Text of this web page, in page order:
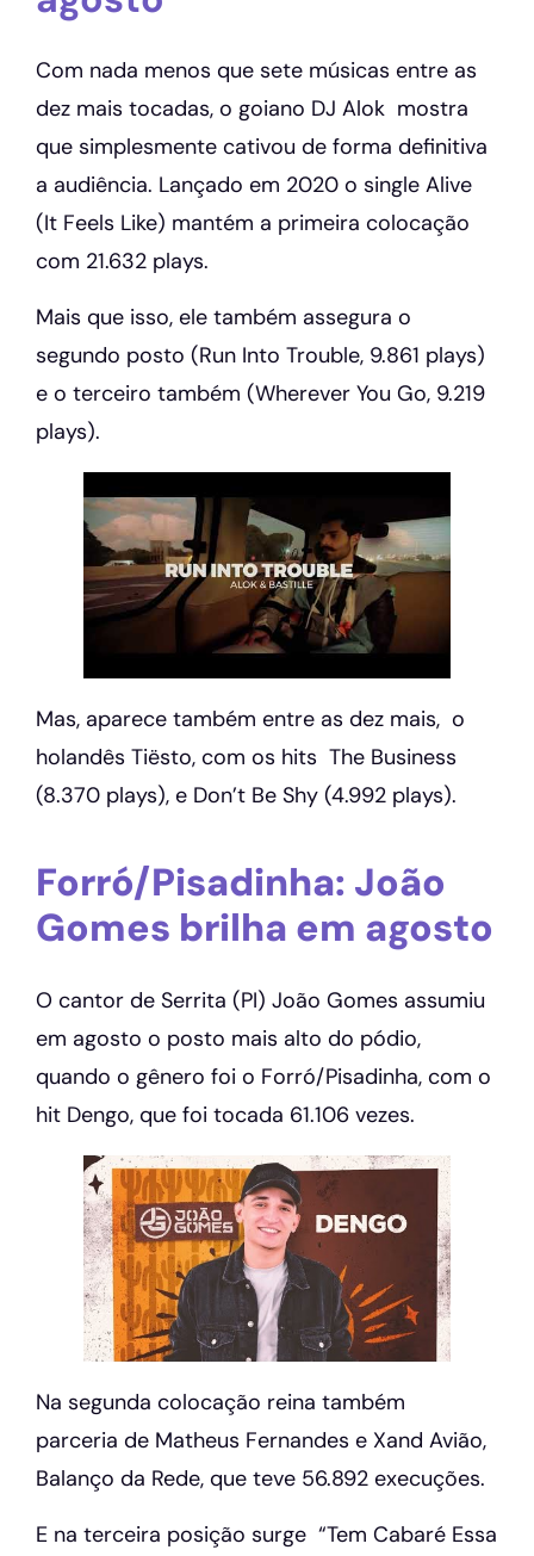
Com nada menos que sete músicas entre as
dez mais tocadas, o goiano DJ Alok mostra
que simplesmente cativou de forma definitiva
a audiência. Lançado em 2020 o single Alive
(It Feels Like) mantém a primeira colocação
com 21.632 plays.
Mais que isso, ele também assegura o
segundo posto (Run Into Trouble, 9.861 plays)
e o terceiro também (Wherever You Go, 9.219
plays).
Mas, aparece também entre as dez mais, o
holandês Tiësto, com os hits The Business
(8.370 plays), e Don’t Be Shy (4.992 plays).
Forró/Pisadinha: João
Gomes brilha em agosto
O cantor de Serrita (PI) João Gomes assumiu
em agosto o posto mais alto do pódio,
quando o gênero foi o Forró/Pisadinha, com o
hit Dengo, que foi tocada 61.106 vezes.
Na segunda colocação reina também
parceria de Matheus Fernandes e Xand Avião,
Balanço da Rede, que teve 56.892 execuções.
E na terceira posição surge “Tem Cabaré Essa